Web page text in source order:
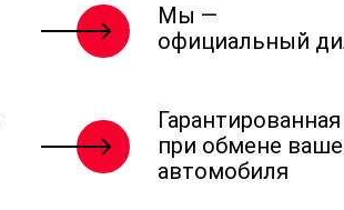
Мы —
официальный
при обмене
автомобиля